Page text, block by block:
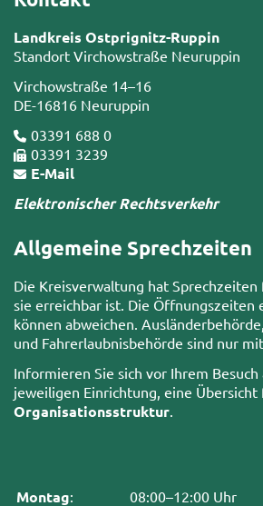
Landkreis Ostprignitz-Ruppin
Standort Virchowstraße Neuruppin
Virchowstraße 14–16
DE-16816 Neuruppin
03391 688 0
03391 3239
E-Mail
Elektronischer Rechtsverkehr
Allgemeine Sprechzeiten
Die Kreisverwaltung hat
sie erreichbar ist. Die Öffnungszeiten
können abweichen.
und Fahrerlaubnisbehörde sind nur
Informieren Sie sich vor Ihrem
jeweiligen Einrichtung, eine
Organisationsstruktur
Montag: 08:00–12:00 Uhr